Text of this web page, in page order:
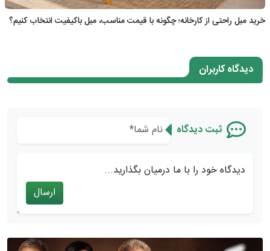
خرید مبل راحتی از کارخانه؛ چگونه با قیمت مناسب، مبل باکیفیت انتخاب کنیم؟
دیدگاه کاربران
ثبت دیدگاه
دیدگاه خود را با ما درمیان بگذارید...
ارسال